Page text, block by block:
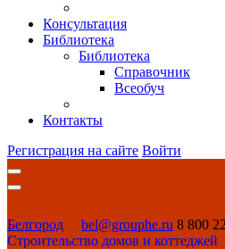
Консультация
Библиотека
Библиотека
Справочник
Всеобуч
Контакты
Регистрация на сайте Войти
Белгород bel@grouphe.ru 8 800
Строительство домов и коттеджей